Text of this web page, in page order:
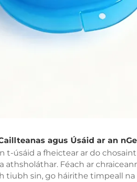
agus Úsáid ar an
t-úsáid a fheictear ar do
athsholáthar. Féach ar
tiubh sin, go háirithe timpeall